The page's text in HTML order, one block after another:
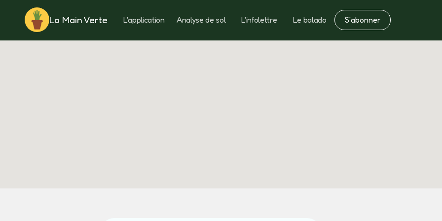
La Main Verte L'application Analyse de sol L'infolettre Le balado S'abonner
Rotation Notes Fertilisation